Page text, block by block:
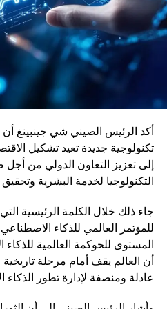
وربط مختلف جهات المملكة
أكد الرئيس الصيني شي جينبينغ
تكنولوجية جديدة تعيد تشكيل
إلى تعزيز التعاون الدولي من
التكنولوجيا لخدمة البشرية
جاء ذلك خلال الكلمة الرئيسية
المستوى للحوكمة العالمية
أن العالم يقف أمام مرحلة
عادلة ومنصفة لإدارة تطور الذكاء